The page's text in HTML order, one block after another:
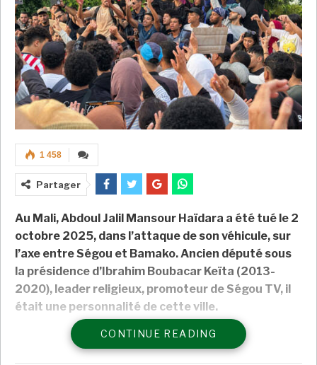
1 458
Partager
Au Mali, Abdoul Jalil Mansour Haïdara a été tué le 2
octobre 2025, dans l’attaque de son véhicule, sur
l’axe entre Ségou et Bamako. Ancien député sous
la présidence d’Ibrahim Boubacar Keïta (2013-
2020), leader religieux, promoteur de Ségou TV, il
était une personnalité de cette ville.
Il est environ 16h ce jeudi lorsque Abdoul Jalil
Mansour Haïdara est sur la route. L’ancien député
CONTINUE READING